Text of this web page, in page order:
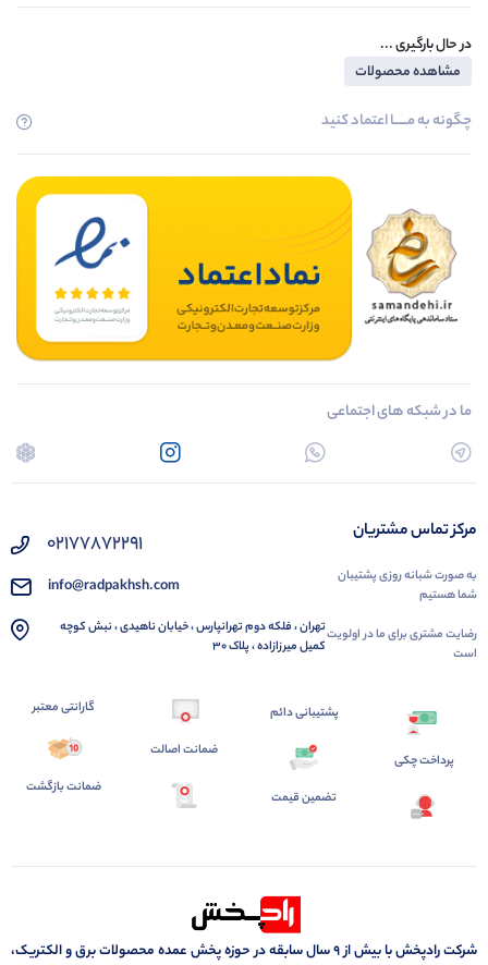
در حال بارگیری ...
مشاهده محصولات
چگونه به مــــــا اعتماد کنید
ما در شبکه های اجتماعی
مرکز تماس مشتریان
به صورت شبانه روزی پشتیبان
شما هستیم
رضایت مشتری برای ما در اولویت
است
02177872291
info@radpakhsh.com
تهران ، فلکه دوم تهرانپارس ، خیابان ناهیدی ، نبش کوچه
کمیل میرزازاده ، پلاک 30
پرداخت چکی
پشتیبانی دائم
تضمین قیمت
ضمانت اصالت
گارانتی معتبر
ضمانت بازگشت
شرکت رادپخش با بیش از ۹ سال سابقه در حوزه پخش عمده محصولات برق و الکتریک،